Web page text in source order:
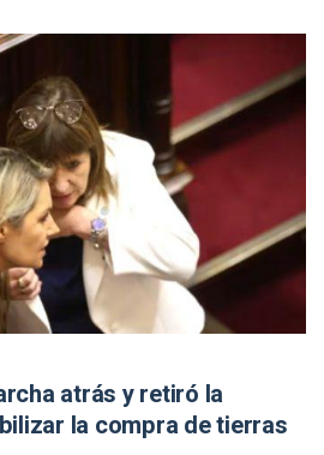
atrás y retiró la
la compra de tierras